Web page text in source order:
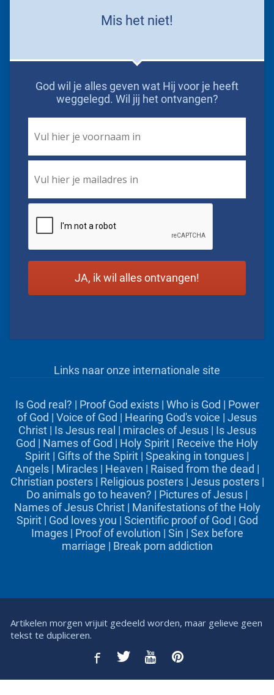
Mis het niet!
God wil je alles geven wat Hij voor je heeft
weggelegd. Wil jij het ontvangen?
Name *
Links naar onze internationale site
Is God real? | Proof God exists| Who is God | Power
of God | Voice of God | Hearing God's voice | Jesus
Christ| Is Jesus real | miracles of Jesus| Is Jesus
God | Names of God | Holy Spirit | Receive the Holy
Spirit | Gifts of the Spirit | Speaking in tongues |
Angels| Miracles| Heaven | Raised from the dead |
Christian posters| Religious posters| Jesus posters|
Do animals go to heaven? | Pictures of Jesus |
Names of Jesus Christ| Manifestations of the Holy
Spirit| God loves you | Scientific proof of God | God
Images| Proof of evolution | Sin | Sex before
marriage | Break porn addiction
Artikelen morgen vrijuit gedeeld worden, maar gelieve geen
tekst te dupliceren.